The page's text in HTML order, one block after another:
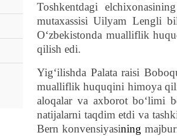
Toshkentdagi
mutaxassisi Uilyam Lengli
Oʻzbekistonda mualliflik
qilish edi.
Yig‘ilishda Palata raisi
mualliflik huquqini himoya
aloqalar va axborot bo‘limi
natijalarni taqdim etdi va
Bern konvensiyasining